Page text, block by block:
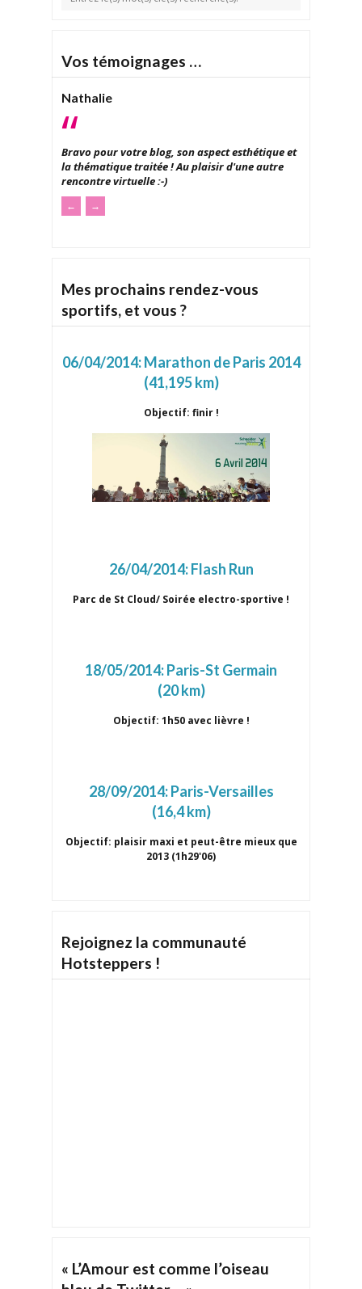
Vos témoignages …
Nathalie
Bravo pour votre blog, son aspect esthétique et
la thématique traitée ! Au plaisir d'une autre
rencontre virtuelle :-)
← →
Mes prochains rendez-vous
sportifs, et vous ?
06/04/2014:Marathon de Paris 2014
(41,195 km)
Objectif: finir !
26/04/2014:Flash Run
Parc de St Cloud/ Soirée electro-sportive !
18/05/2014:Paris-St Germain
(20 km)
Objectif: 1h50 avec lièvre !
28/09/2014:Paris-Versailles
(16,4 km)
Objectif: plaisir maxi et peut-être mieux que
2013 (1h29'06)
Rejoignez la communauté
Hotsteppers !
« L’Amour est comme l’oiseau